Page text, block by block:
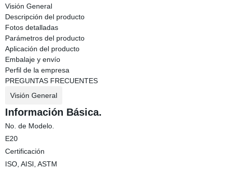
Visión General
Descripción del producto
Fotos detalladas
Parámetros del producto
Aplicación del producto
Embalaje y envío
Perfil de la empresa
PREGUNTAS FRECUENTES
Visión General
Información Básica.
No. de Modelo.
E20
Certificación
ISO, AISI, ASTM